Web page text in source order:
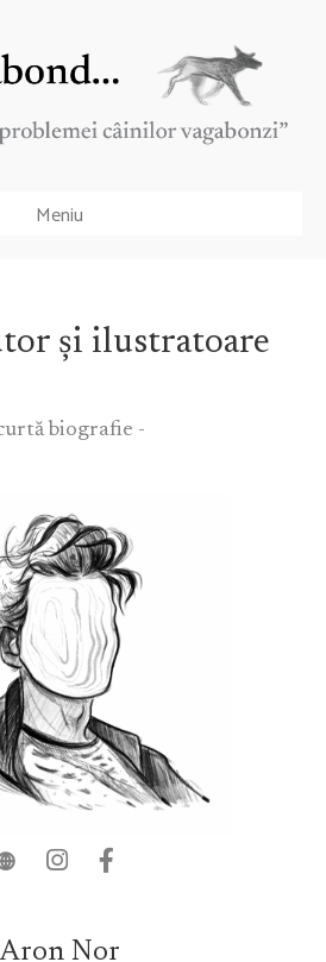
Meniu
și ilustratoare
biografie -
Aron Nor